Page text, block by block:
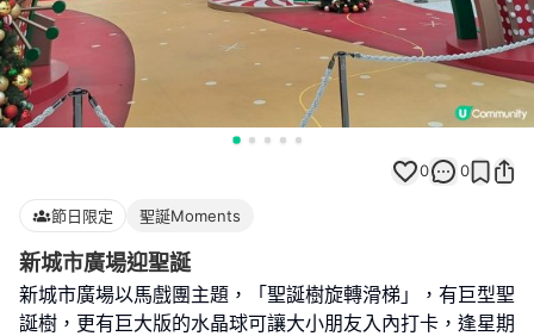
0 0
節日限定 聖誕Moments
新城市廣場迎聖誕
新城市廣場以馬戲團主題，「聖誕樹旋轉滑梯」，有巨型聖
誕樹，更有巨大版的水晶球可讓大小朋友入內打卡，逢星期